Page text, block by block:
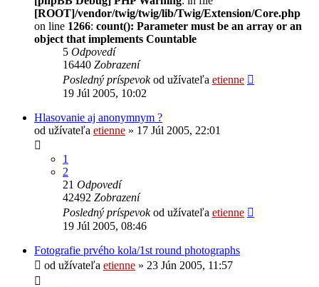
[ROOT]/vendor/twig/twig/lib/Twig/Extension/Core.php
on line 1266: count(): Parameter must be an array or an
object that implements Countable
5 Odpovedí
16440 Zobrazení
Posledný príspevokod užívateľa etienne
19 Júl 2005, 10:02
Hlasovanie aj anonymnym ?
od užívateľa etienne » 17 Júl 2005, 22:01
1
2
21 Odpovedí
42492 Zobrazení
Posledný príspevokod užívateľa etienne
19 Júl 2005, 08:46
Fotografie prvého kola/1st round photographs
od užívateľa etienne » 23 Jún 2005, 11:57